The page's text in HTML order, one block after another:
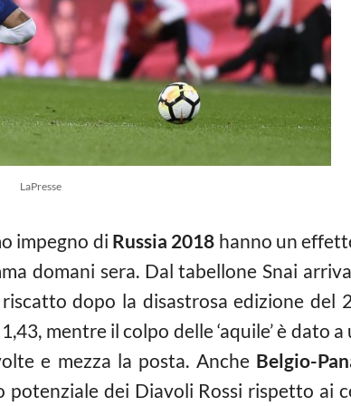
LaPresse
impegno di Russia 2018 hanno un
domani sera. Dal tabellone Snai
dopo la disastrosa edizione del
mentre il colpo delle ‘aquile’ è dato
e mezza la posta. Anche Belgio-
dei Diavoli Rossi rispetto ai